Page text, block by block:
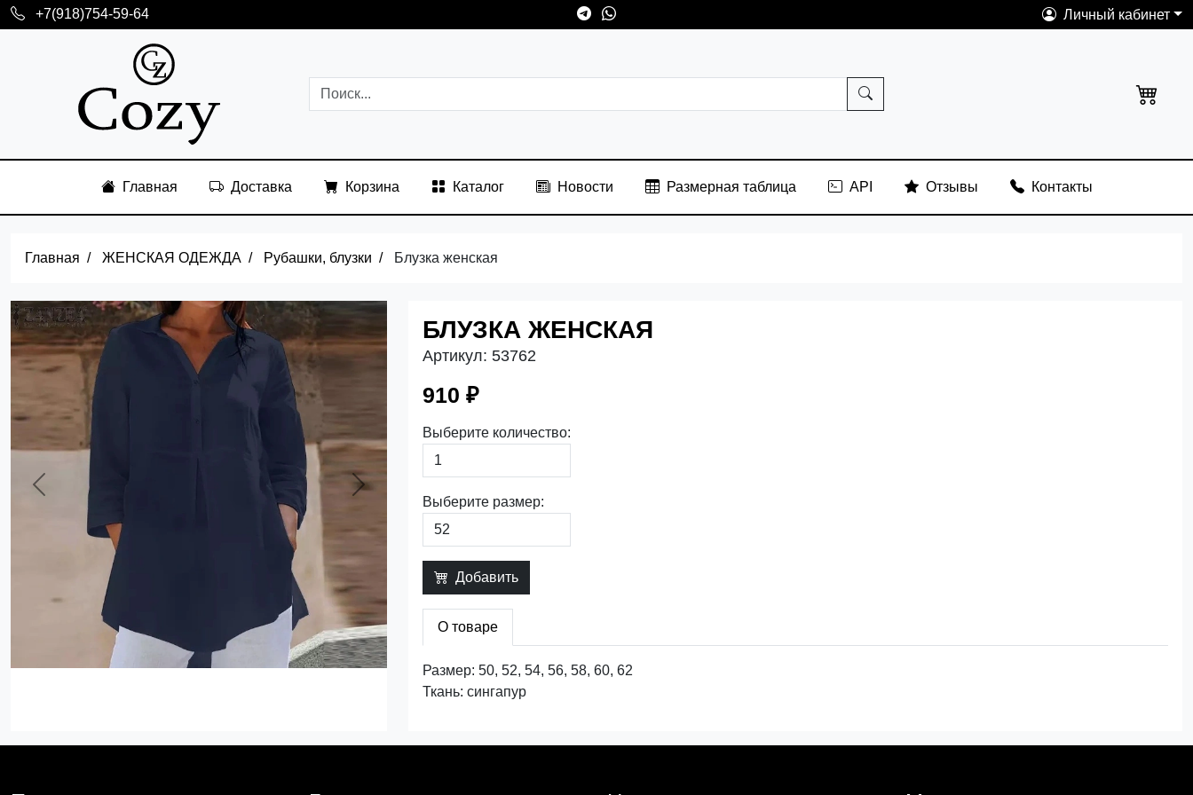
+7(918)754-59-64 Личный кабинет
Главная Доставка Корзина Каталог Новости Размерная таблица API Отзывы Контакты
Главная ЖЕНСКАЯ ОДЕЖДА Рубашки, блузки Блузка женская
Previous Next
БЛУЗКА ЖЕНСКАЯ
Артикул: 53762
910 ₽
Выберите количество:
Выберите размер:
Добавить
О товаре
Размер: 50, 52, 54, 56, 58, 60, 62
Ткань: сингапур